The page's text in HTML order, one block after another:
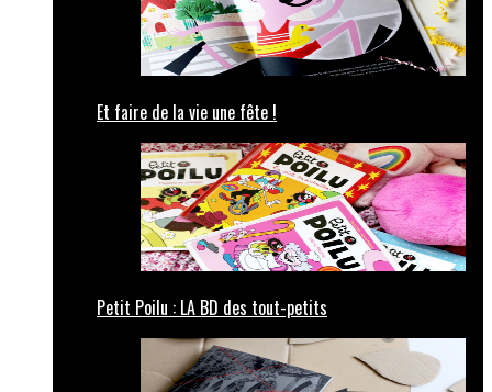
Et faire de la vie une fête !
Petit Poilu : LA BD des tout-petits